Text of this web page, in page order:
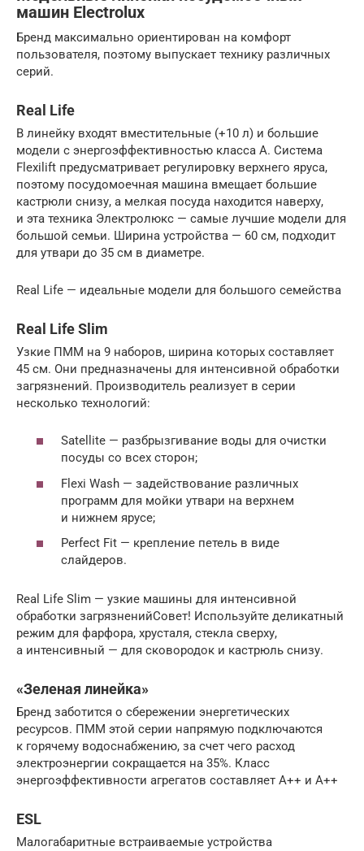
машин Electrolux
Бренд максимально ориентирован на комфорт
пользователя, поэтому выпускает технику различных
серий.
Real Life
В линейку входят вместительные (+10 л) и большие
модели с энергоэффективностью класса А. Система
Flexilift предусматривает регулировку верхнего яруса,
поэтому посудомоечная машина вмещает большие
кастрюли снизу, а мелкая посуда находится наверху,
и эта техника Электролюкс — самые лучшие модели для
большой семьи. Ширина устройства — 60 см, подходит
для утвари до 35 см в диаметре.
Real Life — идеальные модели для большого семейства
Real Life Slim
Узкие ПММ на 9 наборов, ширина которых составляет
45 см. Они предназначены для интенсивной обработки
загрязнений. Производитель реализует в серии
несколько технологий:
Satellite — разбрызгивание воды для очистки
посуды со всех сторон;
Flexi Wash — задействование различных
программ для мойки утвари на верхнем
и нижнем ярусе;
Perfect Fit — крепление петель в виде
слайдеров.
Real Life Slim — узкие машины для интенсивной
обработки загрязненийСовет! Используйте деликатный
режим для фарфора, хрусталя, стекла сверху,
а интенсивный — для сковородок и кастрюль снизу.
«Зеленая линейка»
Бренд заботится о сбережении энергетических
ресурсов. ПММ этой серии напрямую подключаются
к горячему водоснабжению, за счет чего расход
электроэнергии сокращается на 35%. Класс
энергоэффективности агрегатов составляет А++ и А++
ESL
Малогабаритные встраиваемые устройства